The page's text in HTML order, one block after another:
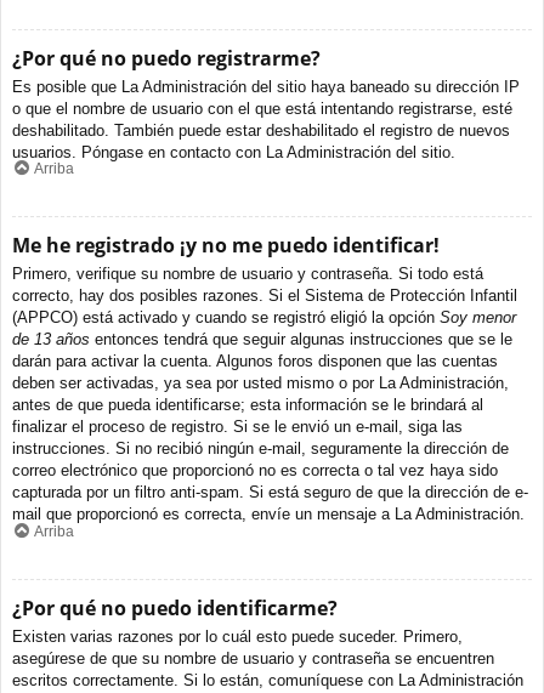
¿Por qué no puedo registrarme?
Es posible que La Administración del sitio haya baneado su dirección IP
o que el nombre de usuario con el que está intentando registrarse, esté
deshabilitado. También puede estar deshabilitado el registro de nuevos
usuarios. Póngase en contacto con La Administración del sitio.
Arriba
Me he registrado ¡y no me puedo identificar!
Primero, verifique su nombre de usuario y contraseña. Si todo está
correcto, hay dos posibles razones. Si el Sistema de Protección Infantil
(APPCO) está activado y cuando se registró eligió la opción Soy menor
de 13 años entonces tendrá que seguir algunas instrucciones que se le
darán para activar la cuenta. Algunos foros disponen que las cuentas
deben ser activadas, ya sea por usted mismo o por La Administración,
antes de que pueda identificarse; esta información se le brindará al
finalizar el proceso de registro. Si se le envió un e-mail, siga las
instrucciones. Si no recibió ningún e-mail, seguramente la dirección de
correo electrónico que proporcionó no es correcta o tal vez haya sido
capturada por un filtro anti-spam. Si está seguro de que la dirección de e-
mail que proporcionó es correcta, envíe un mensaje a La Administración.
Arriba
¿Por qué no puedo identificarme?
Existen varias razones por lo cuál esto puede suceder. Primero,
asegúrese de que su nombre de usuario y contraseña se encuentren
escritos correctamente. Si lo están, comuníquese con La Administración